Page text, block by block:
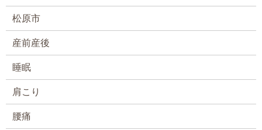
松原市
産前産後
睡眠
肩こり
腰痛